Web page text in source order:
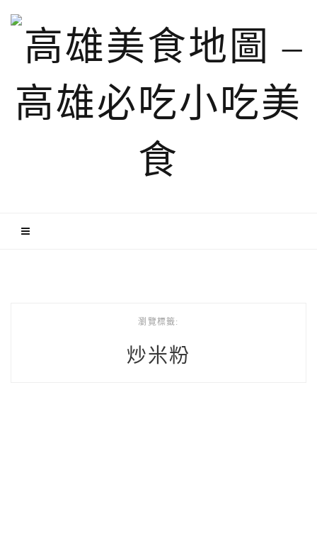
瀏覽標籤:
炒米粉